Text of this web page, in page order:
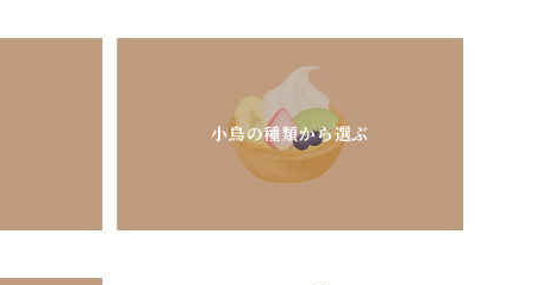
小鳥の種類から選ぶ